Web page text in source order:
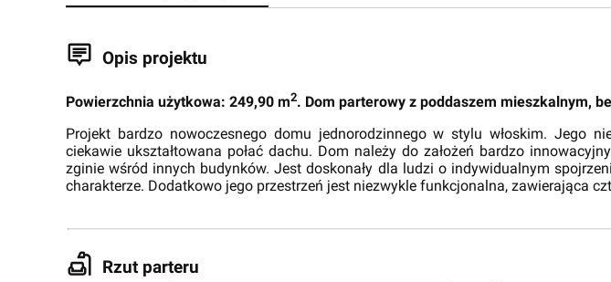
Opis projektu
Powierzchnia użytkowa: 249,90 m2. Dom parterowy z poddaszem mieszkalnym,
Projekt bardzo nowoczesnego domu jednorodzinnego w stylu włoskim. Jego
ciekawie ukształtowana połać dachu. Dom należy do założeń bardzo
zginie wśród innych budynków. Jest doskonały dla ludzi o indywidualnym
charakterze. Dodatkowo jego przestrzeń jest niezwykle funkcjonalna, zawierająca
Rzut parteru